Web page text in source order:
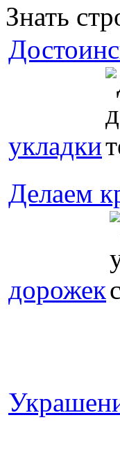
Знать
укладки
Делаем
дорожек